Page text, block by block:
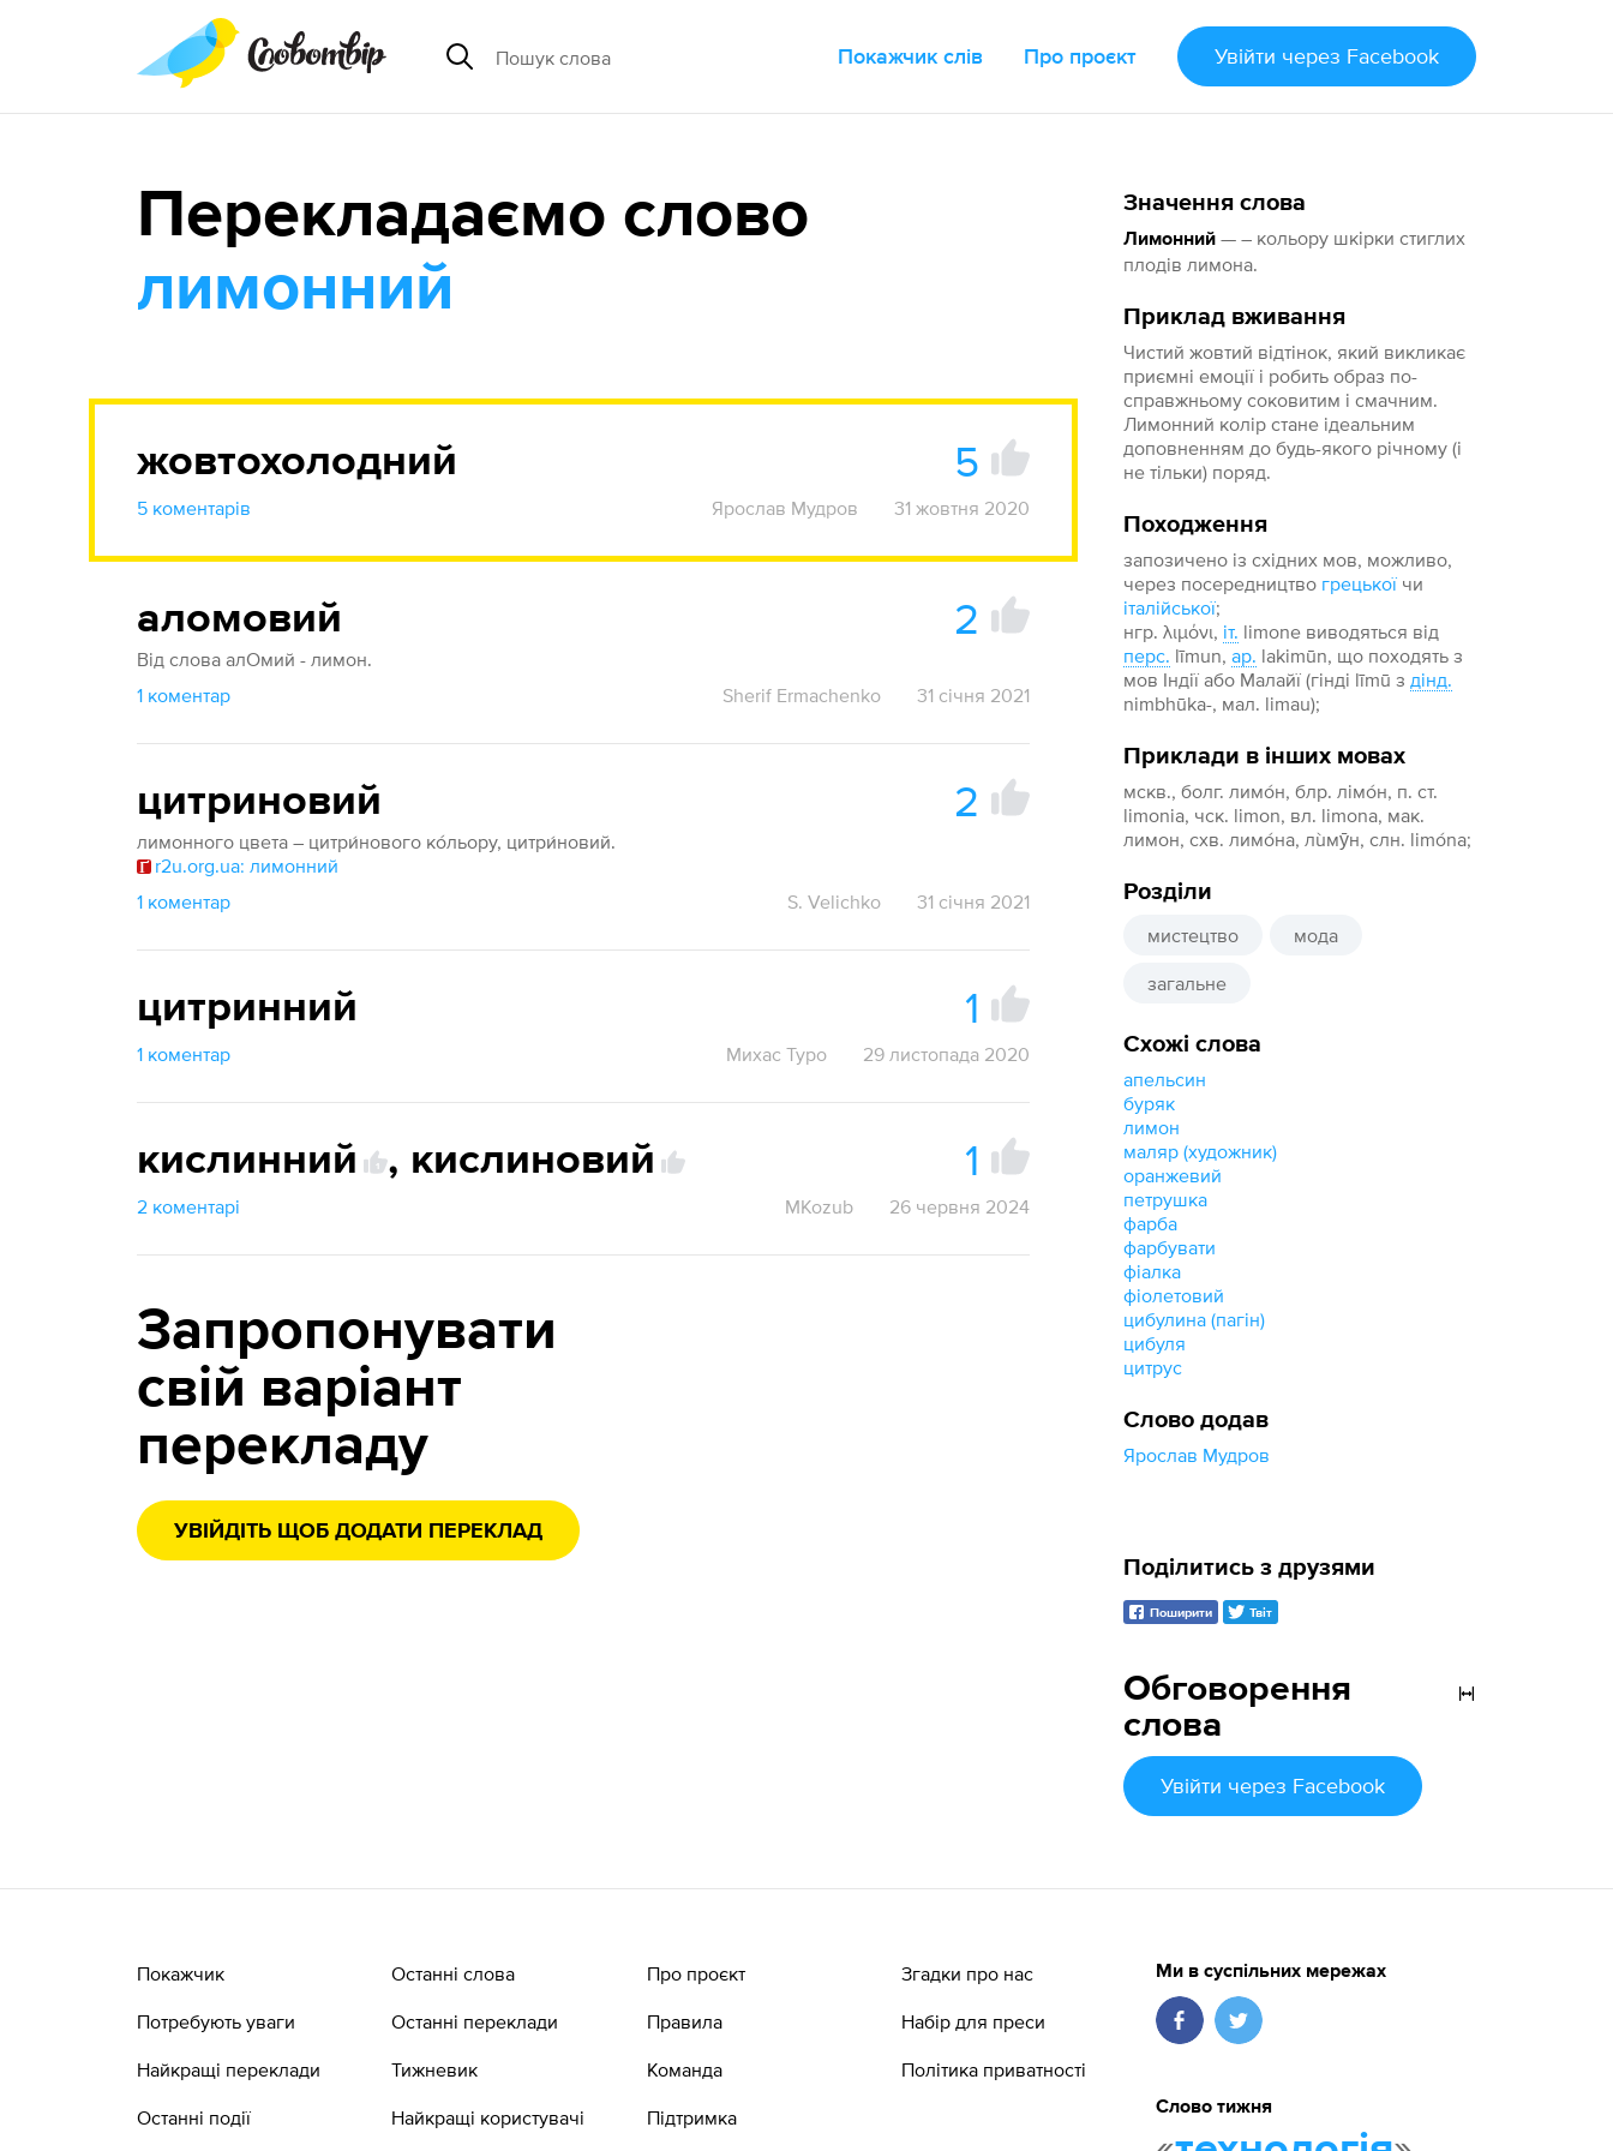
Покажчик слів Про проєкт Увійти через Facebook
Значення слова
Лимонний — – кольору шкірки стиглих
плодів лимона.
Приклад вживання
Чистий жовтий відтінок, який викликає
приємні емоції і робить образ по-
справжньому соковитим і смачним.
Лимонний колір стане ідеальним
доповненням до будь-якого річному (і
не тільки) поряд.
Походження
запозичено із східних мов, можливо,
через посередництво грецької чи
італійської;
нгр. λιμόνι, іт. limone виводяться від
перс. līmun,ар. lakimūn, що походять з
мов Індії або Малайї (гінді līmū з дінд.
nimbhūka-, мал. limau);
Приклади в інших мовах
мскв., болг. лимо́н, блр. лімо́н, п. ст.
limonia, чск. limon, вл. limona, мак.
лимон, схв. лимóна, лùмӯн, слн. limóna;
Розділи
мистецтво мода
загальне
Схожі слова
апельсин
буряк
лимон
маляр (художник)
оранжевий
петрушка
фарба
фарбувати
фіалка
фіолетовий
цибулина (пагін)
цибуля
цитрус
Слово додав
Ярослав Мудров
Перекладаємо слово
лимонний
жовтохолодний 5
5 коментарів Ярослав Мудров 31 жовтня 2020
аломовий 2
Від слова алОмий - лимон.
1 коментар
Sherif Ermachenko 31 січня 2021
цитриновий 2
лимонного цвета – цитри́нового ко́льору, цитри́новий.
r2u.org.ua: лимонний
1 коментар
S. Velichko 31 січня 2021
цитринний 1
1 коментар Михас Туро 29 листопада 2020
кислинний 1 , кислиновий 1
2 коментарі MKozub 26 червня 2024
Запропонувати
свій варіант
перекладу
УВІЙДІТЬ ЩОБ ДОДАТИ ПЕРЕКЛАД
Обговорення
слова
Увійти через Facebook
Поділитись з друзями
Поширити Твіт
Покажчик
Потребують уваги
Найкращі переклади
Останні події
Останні слова
Останні переклади
Тижневик
Найкращі користувачі
Про проєкт
Правила
Команда
Підтримка
Згадки про нас
Набір для преси
Політика приватності
Ми в суспільних мережах
Слово тижня